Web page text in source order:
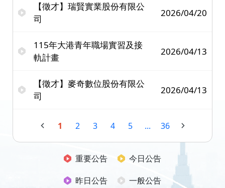
【徵才】瑞賢實業股份有限公
司
2026/04/20
115年大港青年職場實習及接
軌計畫
2026/04/13
【徵才】麥奇數位股份有限公
司
2026/04/13
1 2 3 4 5 ... 36
重要公告
今日公告
昨日公告
一般公告